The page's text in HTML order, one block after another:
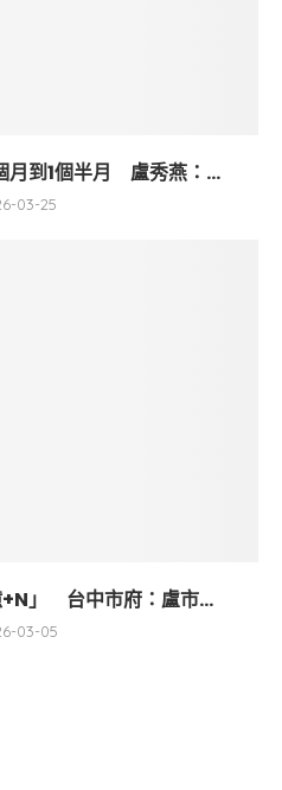
月到1個半月 盧秀燕：...
03-25
」 台中市府：盧市...
03-05